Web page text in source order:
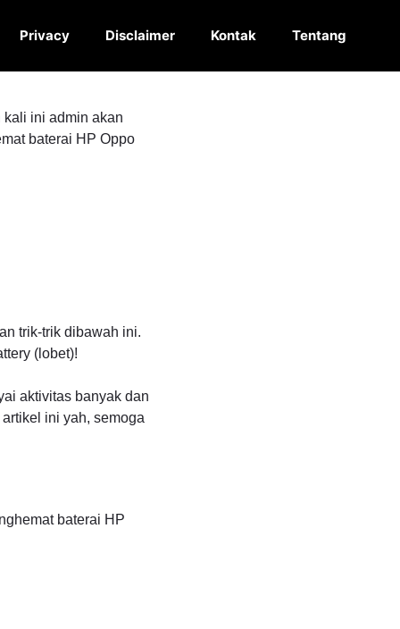
Privacy Disclaimer Kontak Tentang
kali ini admin akan
baterai HP Oppo
trik-trik dibawah ini.
(lobet)!
aktivitas banyak dan
ini yah, semoga
baterai HP